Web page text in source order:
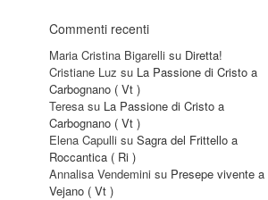
Commenti recenti
Maria Cristina Bigarelli su Diretta!
Cristiane Luz su La Passione di Cristo a
Carbognano ( Vt )
Teresa su La Passione di Cristo a
Carbognano ( Vt )
Elena Capulli suSagra del Frittello a
Roccantica ( Ri )
Annalisa Vendemini su Presepe vivente a
Vejano ( Vt )